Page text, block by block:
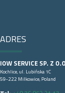
ADRES
IOW SERVICE SP. Z
Kochlice, ul. Lubińska 1C
59-222 Milkowice, Poland